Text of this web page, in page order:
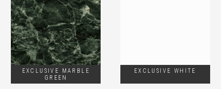
EXCLUSIVE MARBLE
GREEN
EXCLUSIVE WHITE